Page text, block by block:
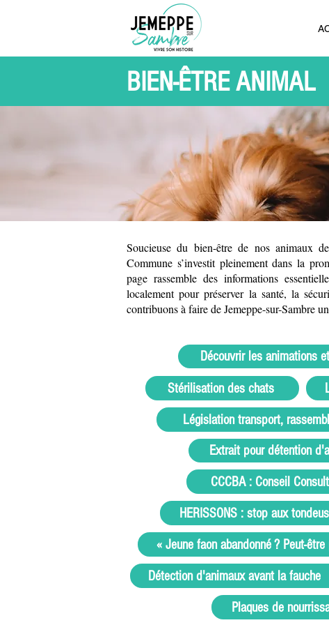
BIEN-ÊTRE ANIMAL
Soucieuse du bien-être de nos animaux
Commune s’investit pleinement dans la
page rassemble des informations
localement pour préserver la santé, la
contribuons à faire de Jemeppe-sur-Sambre
Découvrir les animations
Stérilisation des chats
Extrait pour détention
Législation transport,
CCCBA : Conseil
HERISSONS : stop aux
« Jeune faon abandonné ? Peut-
Détection d'animaux avant la fauche
Plaques de